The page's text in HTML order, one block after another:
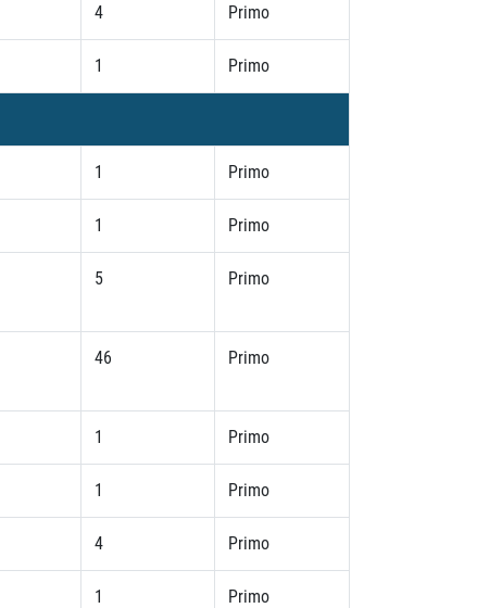
4 Primo
1 Primo
1 Primo
1 Primo
5 Primo
46 Primo
1 Primo
1 Primo
4 Primo
1 Primo